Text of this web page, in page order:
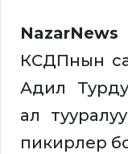
NazarNews
КСДПнын
Адил
ал
пикирлер